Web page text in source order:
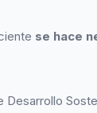
se hace